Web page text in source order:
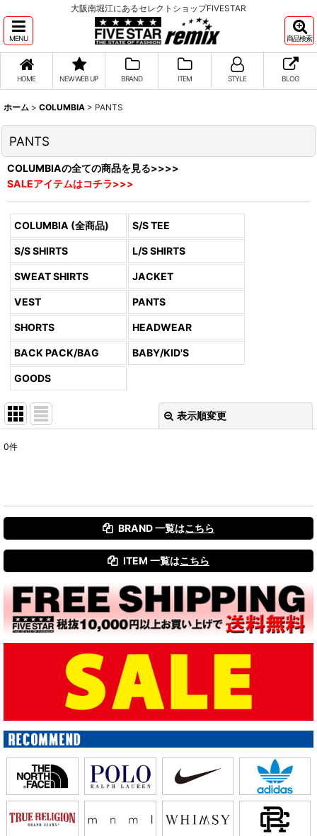
大阪南堀江にあるセレクトショップFIVESTAR
MENU 商品検索
HOME NEW WEB UP BRAND ITEM STYLE BLOG
ホーム > COLUMBIA > PANTS
PANTS
COLUMBIAの全ての商品を見る>>>>
SALEアイテムはコチラ>>>
COLUMBIA (全商品) S/S TEE
S/S SHIRTS L/S SHIRTS
SWEAT SHIRTS JACKET
VEST PANTS
SHORTS HEADWEAR
BACK PACK/BAG BABY/KID'S
GOODS
表示順変更
絞り込む
0件
BRAND 一覧はこちら
ITEM 一覧はこちら